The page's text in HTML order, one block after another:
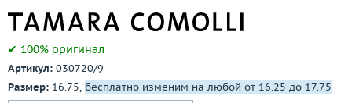
3D-тур по шоуруму
✔ 100% оригинал
Артикул: 030720/9
Размер: 16.75, бесплатно изменим на любой от 16.25 до 17.75